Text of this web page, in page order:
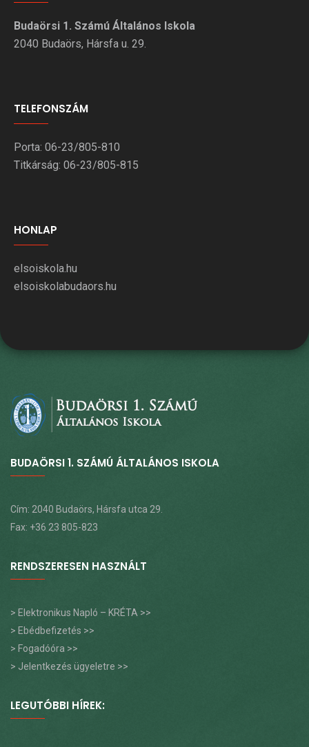
Budaörsi 1. Számú Általános Iskola
2040 Budaörs, Hársfa u. 29.
TELEFONSZÁM
Porta: 06-23/805-810
Titkárság: 06-23/805-815
HONLAP
elsoiskola.hu
elsoiskolabudaors.hu
BUDAÖRSI 1. SZÁMÚ ÁLTALÁNOS ISKOLA
Cím: 2040 Budaörs, Hársfa utca 29.
Fax: +36 23 805-823
RENDSZERESEN HASZNÁLT
> Elektronikus Napló – KRÉTA >>
> Ebédbefizetés >>
> Fogadóóra >>
> Jelentkezés ügyeletre >>
LEGUTÓBBI HÍREK: